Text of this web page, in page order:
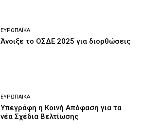
ΕΥΡΩΠΑΪΚΆ
Άνοιξε το ΟΣΔΕ 2025 για διορθώσεις
ΕΥΡΩΠΑΪΚΆ
Υπεγράφη η Κοινή Απόφαση για τα
νέα Σχέδια Βελτίωσης